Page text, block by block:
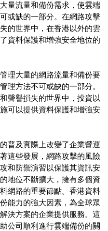
量流量和備份需求，使雲端
或缺的一部分。在網路攻擊
的世界中，在香港以外的雲
資料保護和增強安全地位的
理大量的網路流量和備份要
理方法不可或缺的一部分。
聲譽損失的世界中，投資以
可以提供資料保護和增強安
普及實際上改變了企業營運
這些發展，網路攻擊的風險
和防禦演習以保護其資訊安
地位不斷擴大，擁有多個資
網路的重要節點。香港資料
能力的強大因素，為全球眾
決方案的企業提供服務。這
公司順利進行雲端備份的關